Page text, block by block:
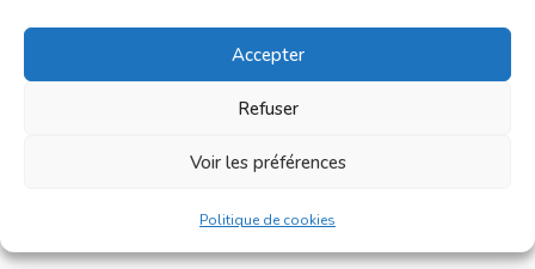
Accepter
Refuser
Voir les préférences
Politique de cookies
L’école dès 2 ans
Vie scolaire (inscriptions, journée type,